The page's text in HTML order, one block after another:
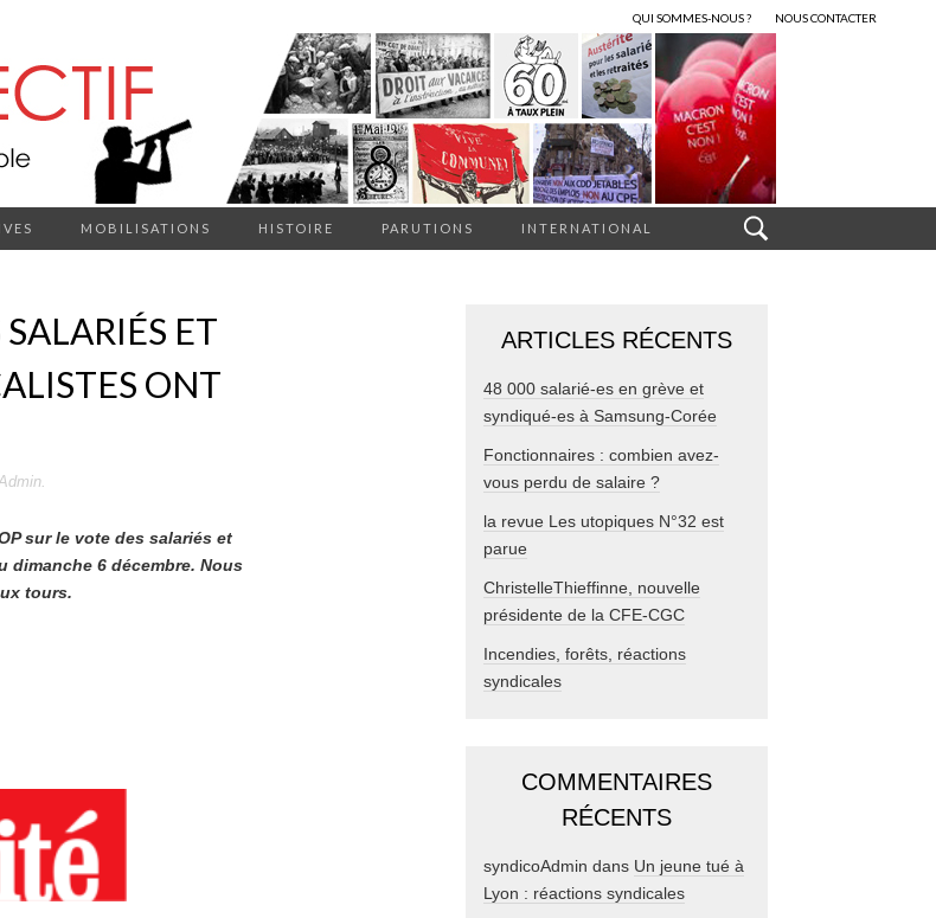
QUI SOMMES-NOUS ? NOUS CONTACTER
MOBILISATIONS HISTOIRE PARUTIONS INTERNATIONAL
ET
ONT
.
sur le vote des salariés et
6 décembre. Nous
tours.
ARTICLES RÉCENTS
48 000 salarié-es en grève et
syndiqué-es à Samsung-Corée
Fonctionnaires : combien avez-
vous perdu de salaire ?
la revue Les utopiques N°32 est
parue
ChristelleThieffinne, nouvelle
présidente de la CFE-CGC
Incendies, forêts, réactions
syndicales
COMMENTAIRES
RÉCENTS
syndicoAdmin dans Un jeune tué à
Lyon : réactions syndicales